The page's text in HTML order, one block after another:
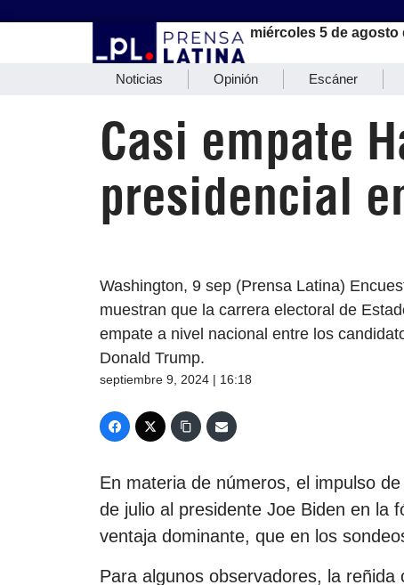
miércoles 5 de agosto
Noticias Opinión Escáner
Casi empate
presidencial
Washington, 9 sep (Prensa Latina)
muestran que la carrera electoral de
empate a nivel nacional entre los
Donald Trump.
septiembre 9, 2024 | 16:18
En materia de números, el impulso
de julio al presidente Joe Biden en la
ventaja dominante, que en los
Para algunos observadores, la